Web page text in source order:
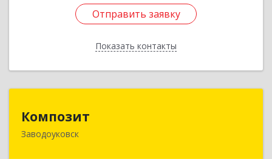
Отправить заявку
Показать контакты
Отправить заявку
Назад
Композит
Заводоуковск
627140, Тюменская обл, Заводоуковский р-н,